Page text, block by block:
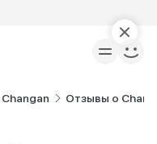
Отзывы о